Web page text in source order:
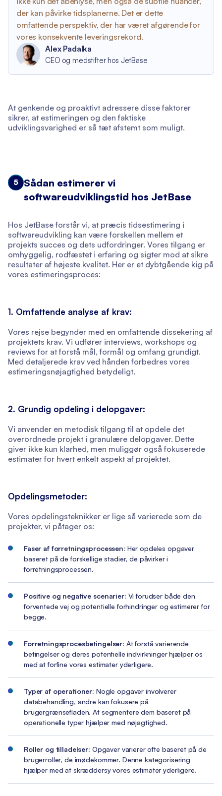
der kan påvirke tidsplanerne. Det er dette
omfattende perspektiv, der har været afgørende for
vores konsekvente leveringsrekord.
Alex Padalka
CEO og medstifter hos JetBase
At genkende og proaktivt adressere disse faktorer
sikrer, at estimeringen og den faktiske
udviklingsvarighed er så tæt afstemt som muligt.
5
Sådan estimerer vi
softwareudviklingstid hos JetBase
Hos JetBase forstår vi, at præcis tidsestimering i
softwareudvikling kan være forskellen mellem et
projekts succes og dets udfordringer. Vores tilgang er
omhyggelig, rodfæstet i erfaring og sigter mod at sikre
resultater af højeste kvalitet. Her er et dybtgående kig på
vores estimeringsproces:
1. Omfattende analyse af krav:
Vores rejse begynder med en omfattende dissekering af
projektets krav. Vi udfører interviews, workshops og
reviews for at forstå mål, formål og omfang grundigt.
Med detaljerede krav ved hånden forbedres vores
estimeringsnøjagtighed betydeligt.
2. Grundig opdeling i delopgaver:
Vi anvender en metodisk tilgang til at opdele det
overordnede projekt i granulære delopgaver. Dette
giver ikke kun klarhed, men muliggør også fokuserede
estimater for hvert enkelt aspekt af projektet.
Opdelingsmetoder:
Vores opdelingsteknikker er lige så varierede som de
projekter, vi påtager os:
Faser af forretningsprocessen: Her opdeles opgaver
baseret på de forskellige stadier, de påvirker i
forretningsprocessen.
Positive og negative scenarier: Vi forudser både den
forventede vej og potentielle forhindringer og estimerer for
begge.
Forretningsprocesbetingelser: At forstå varierende
betingelser og deres potentielle indvirkninger hjælper os
med at forfine vores estimater yderligere.
Typer af operationer: Nogle opgaver involverer
databehandling, andre kan fokusere på
brugergrænsefladen. At segmentere dem baseret på
operationelle typer hjælper med nøjagtighed.
Roller og tilladelser: Opgaver varierer ofte baseret på de
brugerroller, de imødekommer. Denne kategorisering
hjælper med at skræddersy vores estimater yderligere.